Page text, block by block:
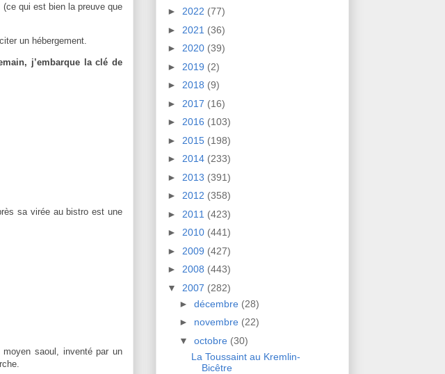
qui est bien la preuve que
un hébergement.
j’embarque la clé de
sa virée au bistro est une
saoul, inventé par un
► 2022 (77)
► 2021 (36)
► 2020 (39)
► 2019 (2)
► 2018 (9)
► 2017 (16)
► 2016 (103)
► 2015 (198)
► 2014 (233)
► 2013 (391)
► 2012 (358)
► 2011 (423)
► 2010 (441)
► 2009 (427)
► 2008 (443)
▼ 2007 (282)
► décembre (28)
► novembre (22)
▼ octobre (30)
La Toussaint au Kremlin-
Bicêtre